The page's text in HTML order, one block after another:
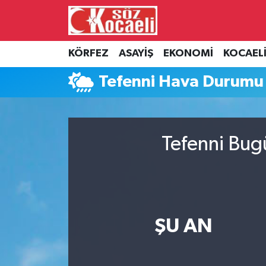
KÖRFEZ ASAYİŞ EKONOMİ KOCAELİ
Tefenni Hava Durumu
Tefenni
ŞU AN
Kocaeli Nöbetçi Eczaneler
Kocaeli Hava Durumu
Kocaeli Trafik Yoğunluk Haritası